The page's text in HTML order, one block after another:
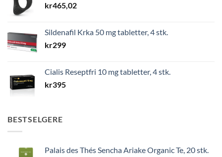
kr465,02
Sildenafil Krka 50 mg tabletter, 4 stk.
kr299
Cialis Reseptfri 10 mg tabletter, 4 stk.
kr395
BESTSELGERE
Palais des Thés Sencha Ariake Organic Te, 20 stk.